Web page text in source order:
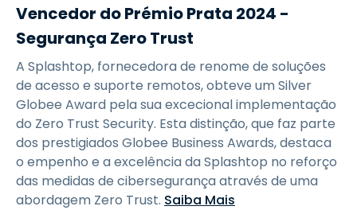
Vencedor do Prémio Prata 2024 -
Segurança Zero Trust
A Splashtop, fornecedora de renome de soluções
de acesso e suporte remotos, obteve um Silver
Globee Award pela sua excecional implementação
do Zero Trust Security. Esta distinção, que faz parte
dos prestigiados Globee Business Awards, destaca
o empenho e a excelência da Splashtop no reforço
das medidas de cibersegurança através de uma
abordagem Zero Trust. Saiba Mais